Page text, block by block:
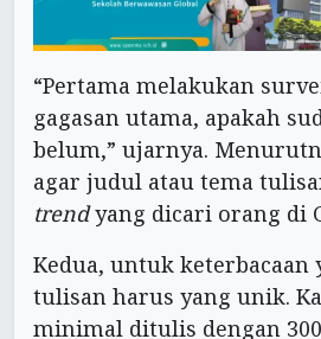
“Pertama melakukan
gagasan utama, apakah
belum,” ujarnya.
agar judul atau tema
trendyang dicari orang di
Kedua, untuk keterbacaan
tulisan harus yang unik.
minimal ditulis dengan 300